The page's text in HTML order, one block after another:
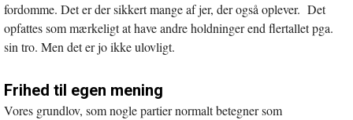
fordomme. Det er der sikkert mange af jer, der også oplever. Det
opfattes som mærkeligt at have andre holdninger end flertallet pga.
sin tro. Men det er jo ikke ulovligt.
Frihed til egen mening
Vores grundlov, som nogle partier normalt betegner som